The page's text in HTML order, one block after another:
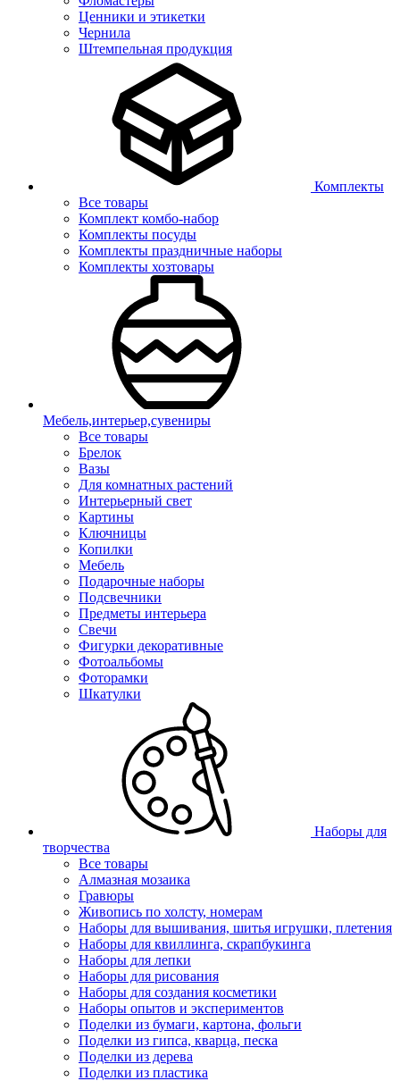
Ценники и этикетки
Чернила
Штемпельная продукция
Комплекты
Все товары
Комплект комбо-набор
Комплекты посуды
Комплекты праздничные наборы
Комплекты хозтовары
Мебель,интерьер,сувениры
Все товары
Брелок
Вазы
Для комнатных растений
Интерьерный свет
Картины
Ключницы
Копилки
Мебель
Подарочные наборы
Подсвечники
Предметы интерьера
Свечи
Фигурки декоративные
Фотоальбомы
Фоторамки
Шкатулки
Наборы для
творчества
Все товары
Алмазная мозаика
Гравюры
Живопись по холсту, номерам
Наборы для вышивания, шитья игрушки, плетения
Наборы для квиллинга, скрапбукинга
Наборы для лепки
Наборы для рисования
Наборы для создания косметики
Наборы опытов и экспериментов
Поделки из бумаги, картона, фольги
Поделки из гипса, кварца, песка
Поделки из дерева
Поделки из пластика